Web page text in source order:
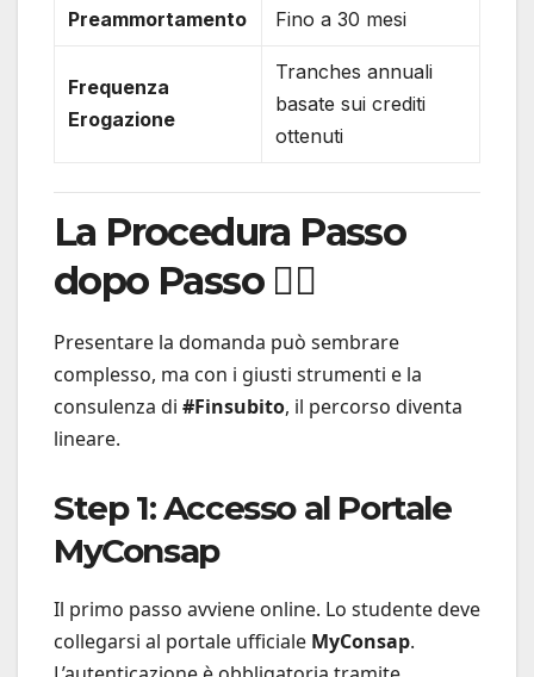
Preammortamento Fino a 30 mesi
Frequenza
Erogazione
Tranches annuali
basate sui crediti
ottenuti
La Procedura Passo
dopo Passo 🚶‍♂️
Presentare la domanda può sembrare
complesso, ma con i giusti strumenti e la
consulenza di #Finsubito, il percorso diventa
lineare.
Step 1: Accesso al Portale
MyConsap
Il primo passo avviene online. Lo studente deve
collegarsi al portale ufficiale MyConsap.